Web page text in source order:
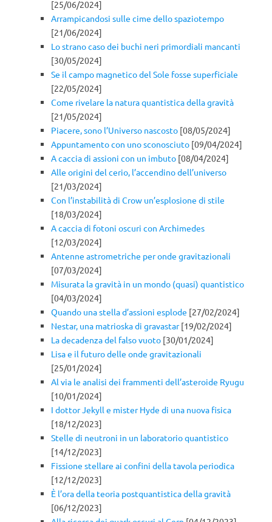
[25/06/2024]
Arrampicandosi sulle cime dello spaziotempo
[21/06/2024]
Lo strano caso dei buchi neri primordiali mancanti
[30/05/2024]
Se il campo magnetico del Sole fosse superficiale
[22/05/2024]
Come rivelare la natura quantistica della gravità
[21/05/2024]
Piacere, sono l’Universo nascosto [08/05/2024]
Appuntamento con uno sconosciuto [09/04/2024]
A caccia di assioni con un imbuto [08/04/2024]
Alle origini del cerio, l’accendino dell’universo
[21/03/2024]
Con l’instabilità di Crow un’esplosione di stile
[18/03/2024]
A caccia di fotoni oscuri con Archimedes
[12/03/2024]
Antenne astrometriche per onde gravitazionali
[07/03/2024]
Misurata la gravità in un mondo (quasi) quantistico
[04/03/2024]
Quando una stella d’assioni esplode [27/02/2024]
Nestar, una matrioska di gravastar[19/02/2024]
La decadenza del falso vuoto [30/01/2024]
Lisa e il futuro delle onde gravitazionali
[25/01/2024]
Al via le analisi dei frammenti dell’asteroide Ryugu
[10/01/2024]
I dottor Jekyll e mister Hyde di una nuova fisica
[18/12/2023]
Stelle di neutroni in un laboratorio quantistico
[14/12/2023]
Fissione stellare ai confini della tavola periodica
[12/12/2023]
È l’ora della teoria postquantistica della gravità
[06/12/2023]